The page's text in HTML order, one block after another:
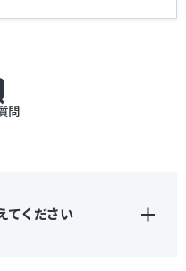
問
てください